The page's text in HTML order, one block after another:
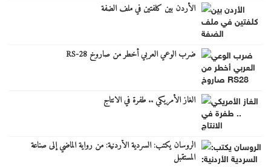
الأردن بين كلفتين في ملف الضفة
ضرب الوعي العربي أخطر من صاروخ RS-28
الغاز الأمريكي .. طفرة في الانتاج
الروسان يكتب: السردية الأردنية: من رواية الماضي إلى صناعة
المستقبل